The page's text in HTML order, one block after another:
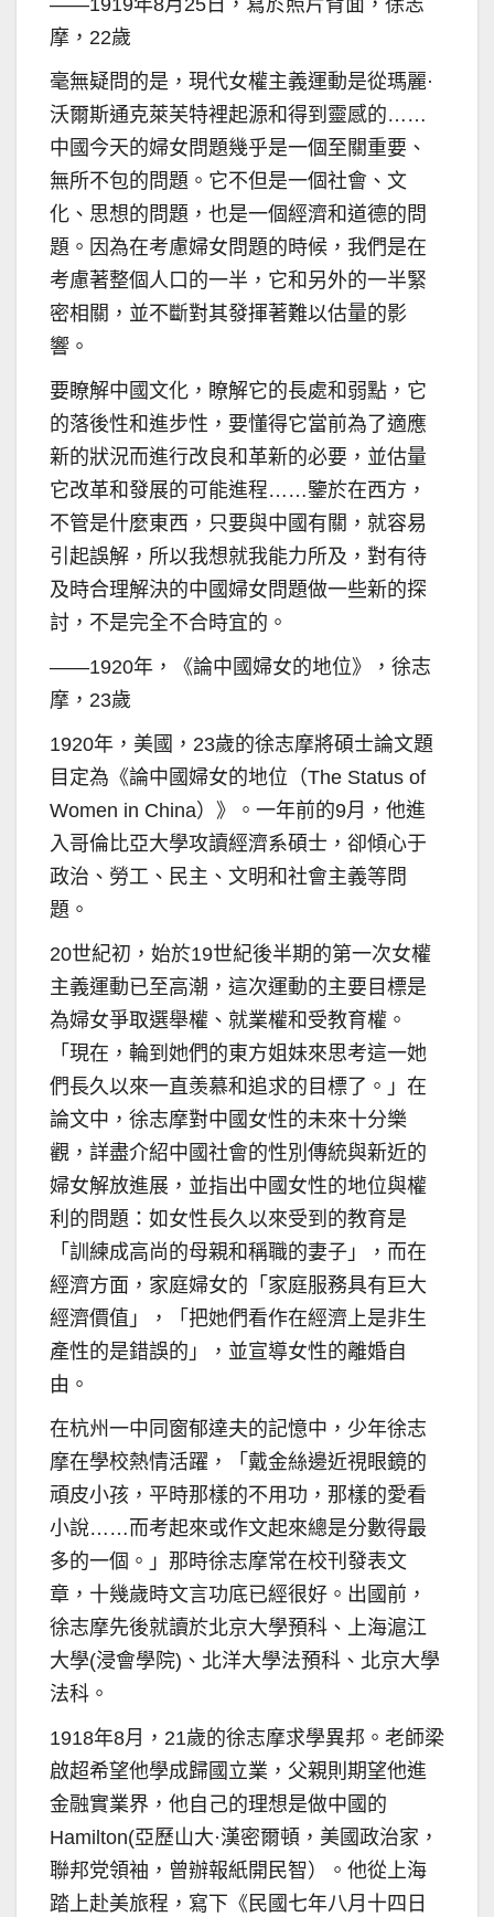
摩，22歲
毫無疑問的是，現代女權主義運動是從瑪麗·
沃爾斯通克萊芙特裡起源和得到靈感的……
中國今天的婦女問題幾乎是一個至關重要、
無所不包的問題。它不但是一個社會、文
化、思想的問題，也是一個經濟和道德的問
題。因為在考慮婦女問題的時候，我們是在
考慮著整個人口的一半，它和另外的一半緊
密相關，並不斷對其發揮著難以估量的影
響。
要瞭解中國文化，瞭解它的長處和弱點，它
的落後性和進步性，要懂得它當前為了適應
新的狀況而進行改良和革新的必要，並估量
它改革和發展的可能進程……鑒於在西方，
不管是什麼東西，只要與中國有關，就容易
引起誤解，所以我想就我能力所及，對有待
及時合理解決的中國婦女問題做一些新的探
討，不是完全不合時宜的。
——1920年，《論中國婦女的地位》，徐志
摩，23歲
1920年，美國，23歲的徐志摩將碩士論文題
目定為《論中國婦女的地位（The Status of
Women in China）》。一年前的9月，他進
入哥倫比亞大學攻讀經濟系碩士，卻傾心于
政治、勞工、民主、文明和社會主義等問
題。
20世紀初，始於19世紀後半期的第一次女權
主義運動已至高潮，這次運動的主要目標是
為婦女爭取選舉權、就業權和受教育權。
「現在，輪到她們的東方姐妹來思考這一她
們長久以來一直羡慕和追求的目標了。」在
論文中，徐志摩對中國女性的未來十分樂
觀，詳盡介紹中國社會的性別傳統與新近的
婦女解放進展，並指出中國女性的地位與權
利的問題：如女性長久以來受到的教育是
「訓練成高尚的母親和稱職的妻子」，而在
經濟方面，家庭婦女的「家庭服務具有巨大
經濟價值」，「把她們看作在經濟上是非生
產性的是錯誤的」，並宣導女性的離婚自
由。
在杭州一中同窗郁達夫的記憶中，少年徐志
摩在學校熱情活躍，「戴金絲邊近視眼鏡的
頑皮小孩，平時那樣的不用功，那樣的愛看
小說……而考起來或作文起來總是分數得最
多的一個。」那時徐志摩常在校刊發表文
章，十幾歲時文言功底已經很好。出國前，
徐志摩先後就讀於北京大學預科、上海滬江
大學(浸會學院)、北洋大學法預科、北京大學
法科。
1918年8月，21歲的徐志摩求學異邦。老師梁
啟超希望他學成歸國立業，父親則期望他進
金融實業界，他自己的理想是做中國的
Hamilton(亞歷山大·漢密爾頓，美國政治家，
聯邦党領袖，曾辦報紙開民智）。他從上海
踏上赴美旅程，寫下《民國七年八月十四日